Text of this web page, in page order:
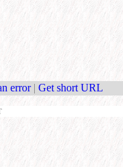
error | Get short URL